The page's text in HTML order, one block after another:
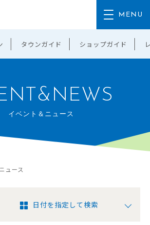
タウンガイド ショップガイド
イベント＆ニュース
ュース
日付を指定して検索